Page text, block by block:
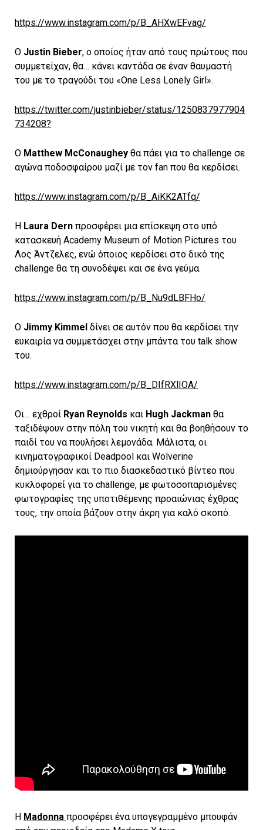
https://www.instagram.com/p/B_AHXwEFvag/
Ο Justin Bieber, ο οποίος ήταν από τους πρώτους που
συμμετείχαν, θα… κάνει καντάδα σε έναν θαυμαστή
του με το τραγούδι του «One Less Lonely Girl».
https://twitter.com/justinbieber/status/1250837977904
734208?
O Matthew McConaughey θα πάει για το challenge σε
αγώνα ποδοσφαίρου μαζί με τον fan που θα κερδίσει.
https://www.instagram.com/p/B_AiKK2ATfq/
Η Laura Dern προσφέρει μια επίσκεψη στο υπό
κατασκευή Academy Museum of Motion Pictures του
Λος Άντζελες, ενώ όποιος κερδίσει στο δικό της
challenge θα τη συνοδέψει και σε ένα γεύμα.
https://www.instagram.com/p/B_Nu9dLBFHo/
Ο Jimmy Kimmel δίνει σε αυτόν που θα κερδίσει την
ευκαιρία να συμμετάσχει στην μπάντα του talk show
του.
https://www.instagram.com/p/B_DIfRXlIOA/
Οι… εχθροί Ryan Reynolds και Hugh Jackman θα
ταξιδέψουν στην πόλη του νικητή και θα βοηθήσουν το
παιδί του να πουλήσει λεμονάδα. Μάλιστα, οι
κινηματογραφικοί Deadpool και Wolverine
δημιούργησαν και το πιο διασκεδαστικό βίντεο που
κυκλοφορεί για το challenge, με φωτοσοπαρισμένες
φωτογραφίες της υποτιθέμενης προαιώνιας έχθρας
τους, την οποία βάζουν στην άκρη για καλό σκοπό.
H Madonna προσφέρει ένα υπογεγραμμένο μπουφάν